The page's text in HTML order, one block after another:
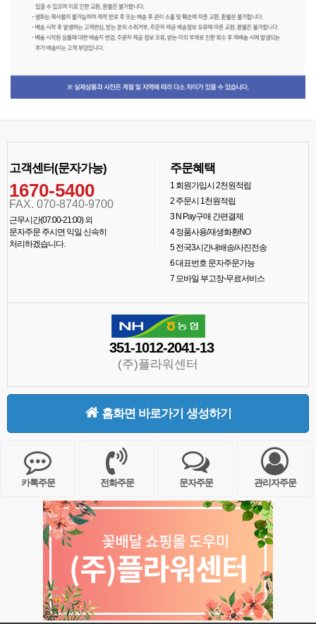
고객센터(문자가능)
1670-5400
FAX. 070-8740-9700
근무시간(07:00-21:00) 외
문자주문 주시면 익일 신속히
처리하겠습니다.
주문혜택
1회원가입시 2천원적립
2주문시 1천원적립
3N Pay구매 간편결제
4정품사용/재생화환NO
5전국3시간내배송/사진전송
6대표번호 문자주문가능
7모바일 부고장-무료서비스
351-1012-2041-13
(주)플라워센터
홈화면 바로가기 생성하기
카톡주문 전화주문 문자주문 관리자주문